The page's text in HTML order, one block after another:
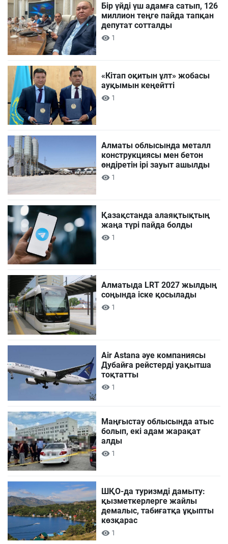
Бір үйді үш адамға сатып, 126
миллион теңге пайда тапқан
депутат сотталды
1
«Кітап оқитын ұлт» жобасы
ауқымын кеңейтті
1
Алматы облысында металл
конструкциясы мен бетон
өндіретін ірі зауыт ашылды
1
Қазақстанда алаяқтықтың
жаңа түрі пайда болды
1
Алматыда LRT 2027 жылдың
соңында іске қосылады
1
Air Astana әуе компаниясы
Дубайға рейстерді уақытша
тоқтатты
1
Маңғыстау облысында атыс
болып, екі адам жарақат
алды
1
ШҚО-да туризмді дамыту:
қызметкерлерге жайлы
демалыс, табиғатқа ұқыпты
көзқарас
1